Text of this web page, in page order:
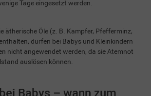
Tage eingesetzt werden.
ätherische Öle (z. B. Kampfer, Pfefferminz,
dürfen bei Babys und Kleinkindern
nicht angewendet werden, da sie Atemnot
auslösen können.
Babys – wann zum